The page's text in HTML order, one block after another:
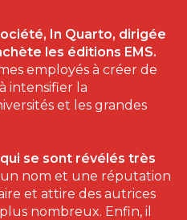
In Quarto, dirigée
les éditions EMS.
employés à créer de
intensifier la
et les grandes
se sont révélés très
un nom et une réputation
et attire des autrices
nombreux. Enfin, il